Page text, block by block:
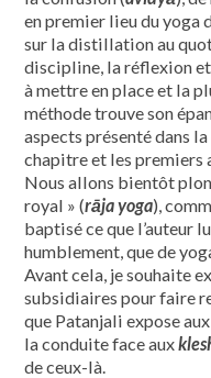
en premier lieu du yoga
sur la distillation au
discipline, la réflexion
à mettre en place et la
méthode trouve son
aspects présenté dans
chapitre et les premiers
Nous allons bientôt
royal » (rāja yoga),
baptisé ce que l’auteur
humblement, que de
Avant cela, je souhaite
subsidiaires pour faire
que Patanjali expose aux
la conduite face aux
de ceux-là.